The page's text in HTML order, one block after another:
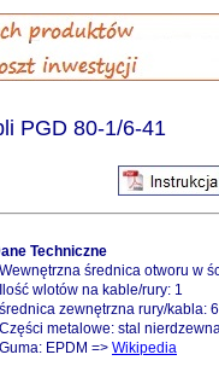
PGD 80-1/6-41
Techniczne
Wewnętrzna średnica otworu w
wlotów na kable/rury: 1
zewnętrzna rury/kabla:
metalowe: stal
EPDM => Wikipedia